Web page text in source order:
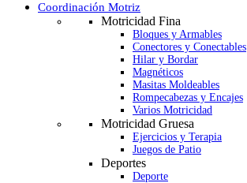
Coordinación Motriz
Motricidad Fina
Bloques y Armables
Conectores y Conectables
Hilar y Bordar
Magnéticos
Masitas Moldeables
Rompecabezas y Encajes
Varios Motricidad
Motricidad Gruesa
Ejercicios y Terapia
Juegos de Patio
Deportes
Deporte